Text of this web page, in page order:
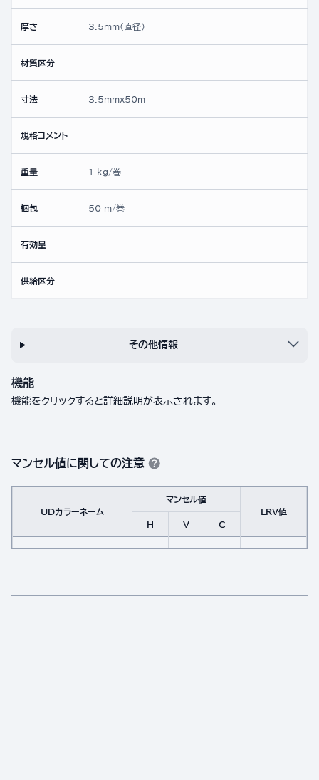
厚さ 3.5mm(直径)
材質区分
寸法 3.5mmx50ｍ
規格コメント
重量 1 kg/巻
梱包 50 m/巻
有効量
供給区分
その他情報
機能
機能をクリックすると詳細説明が表示されます。
マンセル値に関しての注意
UDカラーネーム
マンセル値
LRV値
H
V C